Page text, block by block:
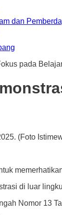
dan
pada
(Foto
di luar
Nomor 13